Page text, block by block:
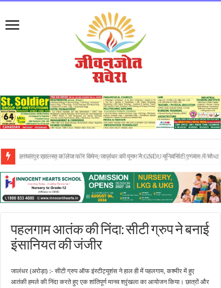
लायलपुर खालसा कॉलेज फॉर विमेन, जालंधर की पूनम ने GNDU यूनिवर्सिटी एग्जाम में चौथा
पहलगाम आतंक की निंदा: सीटी ग्रुप ने बनाई
इंसानियत की जंजीर
जालंधर (अरोड़ा) :- सीटी ग्रुप ऑफ इंस्टीट्यूशंस ने हाल ही में पहलगाम, कश्मीर में हुए
आतंकी हमले की निंदा करते हुए एक शांतिपूर्ण मानव श्रृंखला का आयोजन किया। छात्रों और